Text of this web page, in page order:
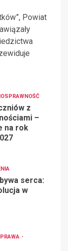
Powiat
z
–
na rok
serca:
w
PRAWA